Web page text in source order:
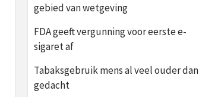
gebied van wetgeving
FDA geeft vergunning voor eerste e-
sigaret af
Tabaksgebruik mens al veel ouder dan
gedacht